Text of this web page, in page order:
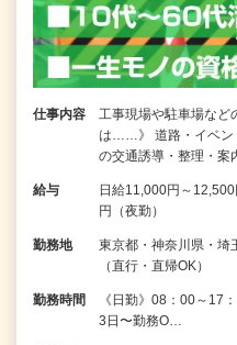
仕事内容
工事現場や駐車場など
は……》 道路・イベン
の交通誘導・整理・案
給与
日給11,000円～
円（夜勤）
勤務地
東京都・神奈川県・
（直行・直帰OK）
勤務時間
《日勤》08：00～
3日〜勤務O…